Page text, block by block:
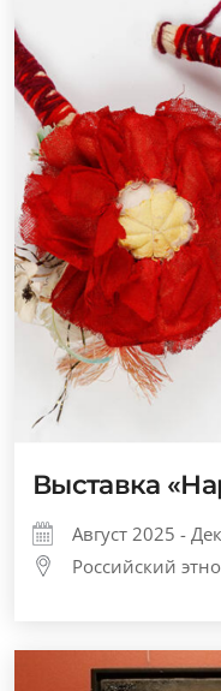
Выставка
Август 2025 -
Российский